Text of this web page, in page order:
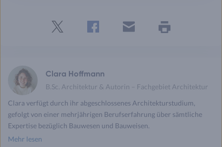
Clara Hoffmann
B.Sc. Architektur & Autorin – Fachgebiet Architektur
Clara verfügt durch ihr abgeschlossenes Architekturstudium,
gefolgt von einer mehrjährigen Berufserfahrung über sämtliche
Expertise bezüglich Bauwesen und Bauweisen.
Mehr lesen